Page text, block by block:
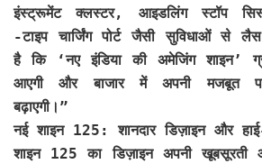
इंस्ट्रूमेंट क्लस्टर, आइडलिंग स्टॉप
-टाइप चार्जिंग पोर्ट जैसी सुविधाओं से
है कि ‘नए इंडिया की अमेजिंग शाइन’
आएगी और बाजार में अपनी मजबूत
बढ़ाएगी।”
नई शाइन 125: शानदार डिज़ाइन और
शाइन 125 का डिज़ाइन अपनी